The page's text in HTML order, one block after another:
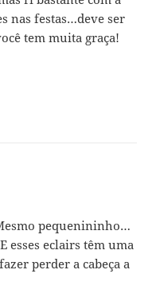
nas festas…deve ser
tem muita graça!
pequenininho…
esses eclairs têm uma
perder a cabeça a